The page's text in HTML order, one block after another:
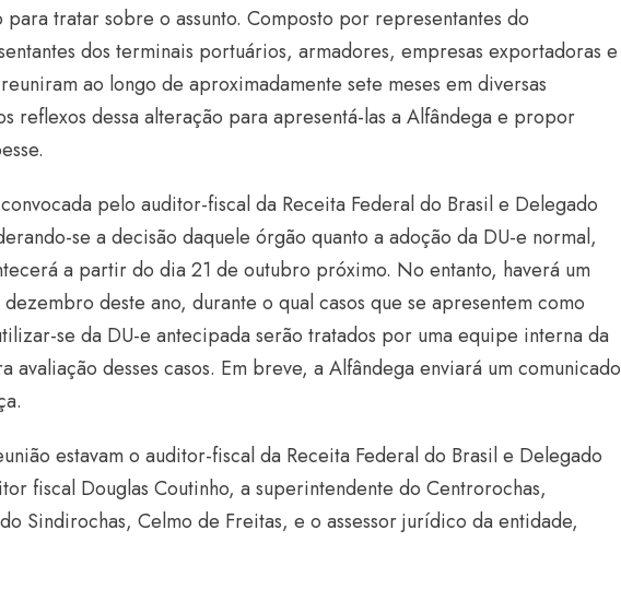
tratar sobre o assunto. Composto por representantes do
dos terminais portuários, armadores, empresas exportadoras e
ao longo de aproximadamente sete meses em diversas
reflexos dessa alteração para apresentá-las a Alfândega e propor
pelo auditor-fiscal da Receita Federal do Brasil e Delegado
se a decisão daquele órgão quanto a adoção da DU-e normal,
a partir do dia 21 de outubro próximo. No entanto, haverá um
deste ano, durante o qual casos que se apresentem como
se da DU-e antecipada serão tratados por uma equipe interna da
avaliação desses casos. Em breve, a Alfândega enviará um comunicado
estavam o auditor-fiscal da Receita Federal do Brasil e Delegado
fiscal Douglas Coutinho, a superintendente do Centrorochas,
Sindirochas, Celmo de Freitas, e o assessor jurídico da entidade,